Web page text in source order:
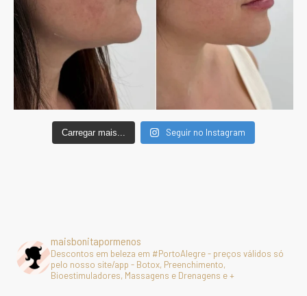
Carregar mais... Seguir no Instagram
maisbonitapormenos
Descontos em beleza em #PortoAlegre - preços válidos só
pelo nosso site/app - Botox, Preenchimento,
Bioestimuladores, Massagens e Drenagens e +